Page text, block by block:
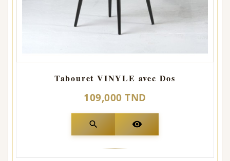
Tabouret VINYLE avec Dos
109,000 TND
search visibility